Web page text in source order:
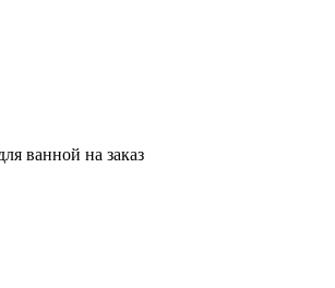
ванной на заказ